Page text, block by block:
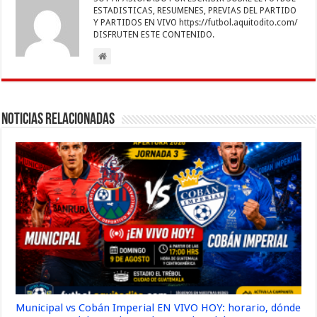
ESTADISTICAS, RESUMENES, PREVIAS DEL PARTIDO
Y PARTIDOS EN VIVO https://futbol.aquitodito.com/
DISFRUTEN ESTE CONTENIDO.
Noticias Relacionadas
Municipal vs Cobán Imperial EN VIVO HOY: horario, dónde